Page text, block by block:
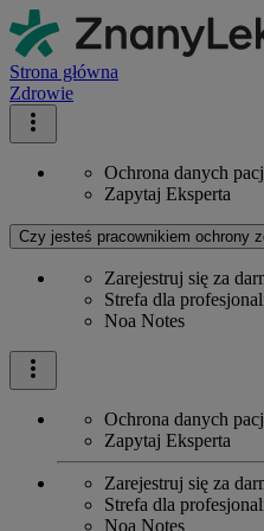
Strona główna
Zdrowie
Ochrona danych
Zapytaj Eksperta
Czy jesteś pracownikiem ochrony
Zarejestruj się za
Strefa dla
Noa Notes
Ochrona danych
Zapytaj Eksperta
Zarejestruj się za
Strefa dla
Noa Notes